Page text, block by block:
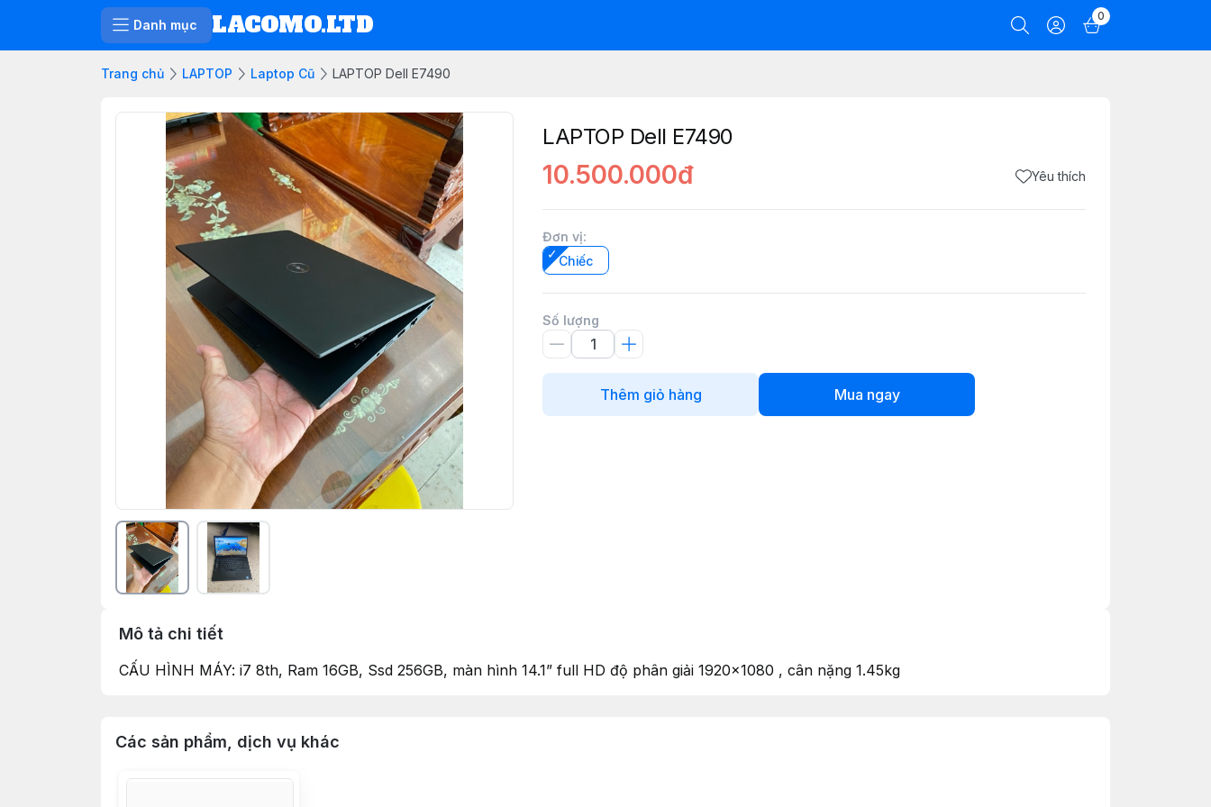
Danh mục LACOMO.LTD 0
Trang chủ LAPTOP Laptop Cũ LAPTOP Dell E7490
LAPTOP Dell E7490
10.500.000đ Yêu thích
Đơn vị:
Chiếc
Số lượng
Thêm giỏ hàng Mua ngay
Mô tả chi tiết
CẤU HÌNH MÁY: i7 8th, Ram 16GB, Ssd 256GB, màn hình 14.1” full HD độ phân giải 1920x1080 , cân nặng 1.45kg
Các sản phẩm, dịch vụ khác